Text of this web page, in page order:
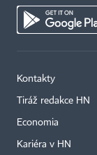
Kontakty
Tiráž redakce HN
Economia
Kariéra v HN